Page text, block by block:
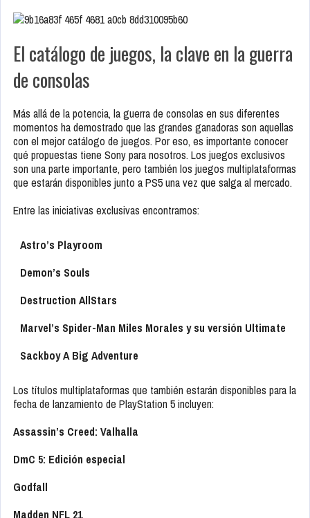
El catálogo de juegos, la clave en la guerra
de consolas
Más allá de la potencia, la guerra de consolas en sus diferentes
momentos ha demostrado que las grandes ganadoras son aquellas
con el mejor catálogo de juegos. Por eso, es importante conocer
qué propuestas tiene Sony para nosotros. Los juegos exclusivos
son una parte importante, pero también los juegos multiplataformas
que estarán disponibles junto a PS5 una vez que salga al mercado.
Entre las iniciativas exclusivas encontramos:
Astro’s Playroom
Demon’s Souls
Destruction AllStars
Marvel’s Spider-Man Miles Morales y su versión Ultimate
Sackboy A Big Adventure
Los títulos multiplataformas que también estarán disponibles para la
fecha de lanzamiento de PlayStation 5 incluyen:
Assassin’s Creed: Valhalla
DmC 5: Edición especial
Godfall
Madden NFL 21